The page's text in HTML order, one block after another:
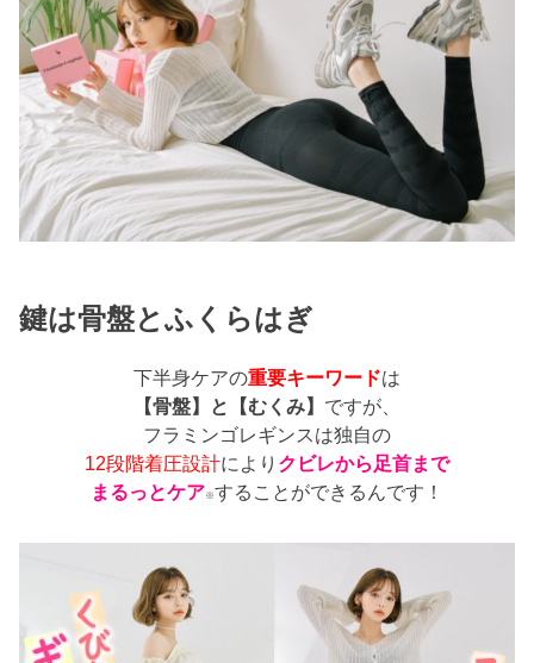
鍵は骨盤とふくらはぎ
下半身ケアの重要キーワードは
【骨盤】と【むくみ】 ですが、
フラミンゴレギンスは独自の
12段階着圧設計により クビレから足首まで
まるっとケア※することができるんです！